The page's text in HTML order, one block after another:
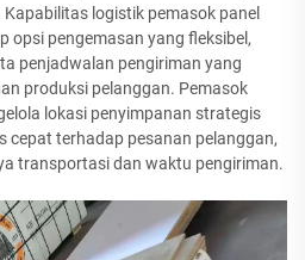
logistik pemasok panel
opsi pengemasan yang fleksibel,
penjadwalan pengiriman yang
produksi pelanggan. Pemasok
lokasi penyimpanan strategis
cepat terhadap pesanan pelanggan,
transportasi dan waktu pengiriman.